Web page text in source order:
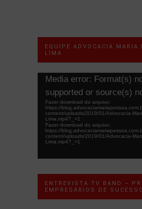
EQUIPE ADVOCACIA MARIA
LIMA
Tocador
vídeo
Media error: Format(s)
supported or source(s)
Fazer download do arquivo:
https://
content/uploads/2019/01/Advocacia-
Lima.mp4?_=1
Fazer download do arquivo:
https://
content/uploads/2019/01/Advocacia-
Lima.mp4?_=1
ENTREVISTA TV BAND –
EMPRESÁRIOS DE SUCESSO